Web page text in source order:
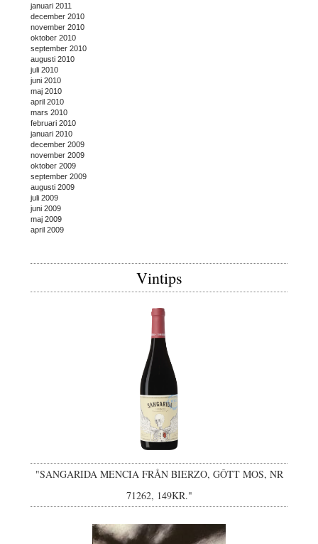
januari 2011
december 2010
november 2010
oktober 2010
september 2010
augusti 2010
juli 2010
juni 2010
maj 2010
april 2010
mars 2010
februari 2010
januari 2010
december 2009
november 2009
oktober 2009
september 2009
augusti 2009
juli 2009
juni 2009
maj 2009
april 2009
Vintips
"SANGARIDA MENCIA FRÅN BIERZO, GÔTT MOS, NR
71262, 149KR."